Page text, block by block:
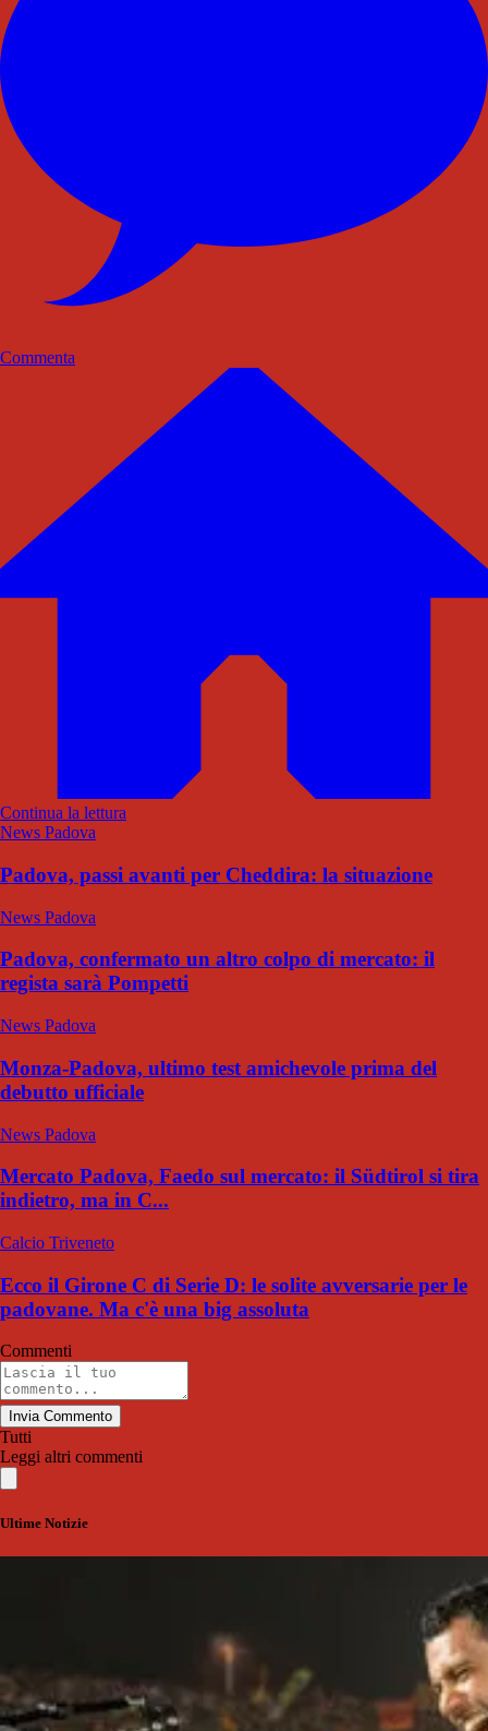
Commenta
Continua la lettura
News Padova
Padova, passi avanti per Cheddira: la situazione
News Padova
Padova, confermato un altro colpo di mercato: il
regista sarà Pompetti
News Padova
Monza-Padova, ultimo test amichevole prima del
debutto ufficiale
News Padova
Mercato Padova, Faedo sul mercato: il Südtirol si tira
indietro, ma in C...
Calcio Triveneto
Ecco il Girone C di Serie D: le solite avversarie per le
padovane. Ma c'è una big assoluta
Commenti
Invia Commento
Tutti
Leggi altri commenti
Ultime Notizie